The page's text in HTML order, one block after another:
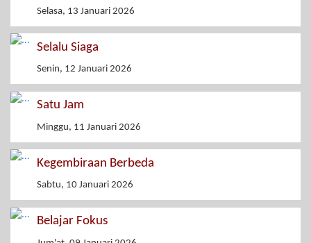
Selasa, 13 Januari 2026
Selalu Siaga
Senin, 12 Januari 2026
Satu Jam
Minggu, 11 Januari 2026
Kegembiraan Berbeda
Sabtu, 10 Januari 2026
Belajar Fokus